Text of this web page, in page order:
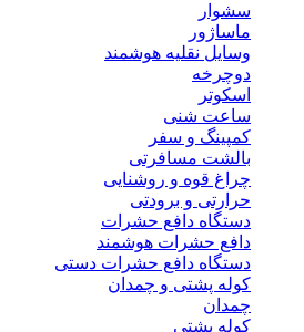
سشوار
ماساژور
وسایل نقلیه هوشمند
دوچرخه
اسکوتر
ساعت شنی
کمپینگ و سفر
بالشت مسافرتی
چراغ قوه و روشنایی
حرارتی و برودتی
دستگاه دافع حشرات
دافع حشرات هوشمند
دستگاه دافع حشرات دستی
کوله پشتی و چمدان
چمدان
کوله پشتی